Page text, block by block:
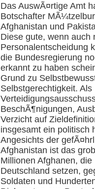
Das AuswÃ¤rtige Amt
Botschafter
Afghanistan und
Diese gute, wenn auch
Personalentscheidung
die Bundesregierung
erkannt zu haben
Grund zu
Selbstgerechtigkeit.
BeschÃ¶nigungen,
Verzicht auf
insgesamt ein politisch
Angesichts der
Afghanistan ist das
Millionen Afghanen,
Deutschland setzen,
Soldaten und